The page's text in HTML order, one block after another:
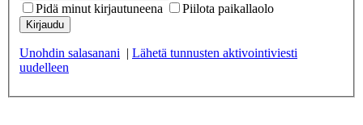
Pidä minut kirjautuneena Piilota paikallaolo
Kirjaudu
Unohdin salasanani | Lähetä tunnusten aktivointiviesti
uudelleen